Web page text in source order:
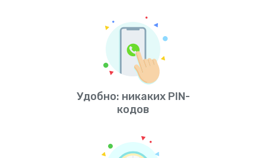
Удобно: никаких PIN-
кодов